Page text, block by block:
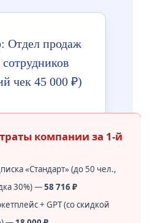
Отдел продаж
сотрудников
чек 45 000 ₽)
компании за 1-й
«Стандарт» (до 50 чел.,
30%) —58 716 ₽
+ GPT (со скидкой